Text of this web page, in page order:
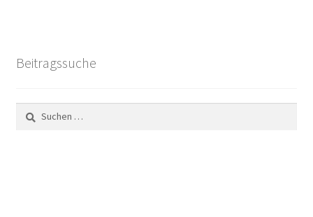
Beitragssuche
Suchen
nach: